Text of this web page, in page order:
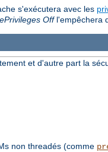
s'exécutera avec les
Offl'empêchera
et d'autre part la
non threadés (comme